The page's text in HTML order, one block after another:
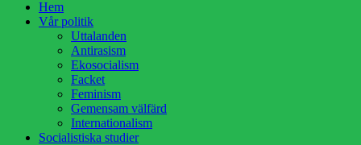
HoppaHem
Vår politik
Uttalanden
Antirasism
Ekosocialism
Facket
Feminism
Gemensam välfärd
Internationalism
Socialistiska studier